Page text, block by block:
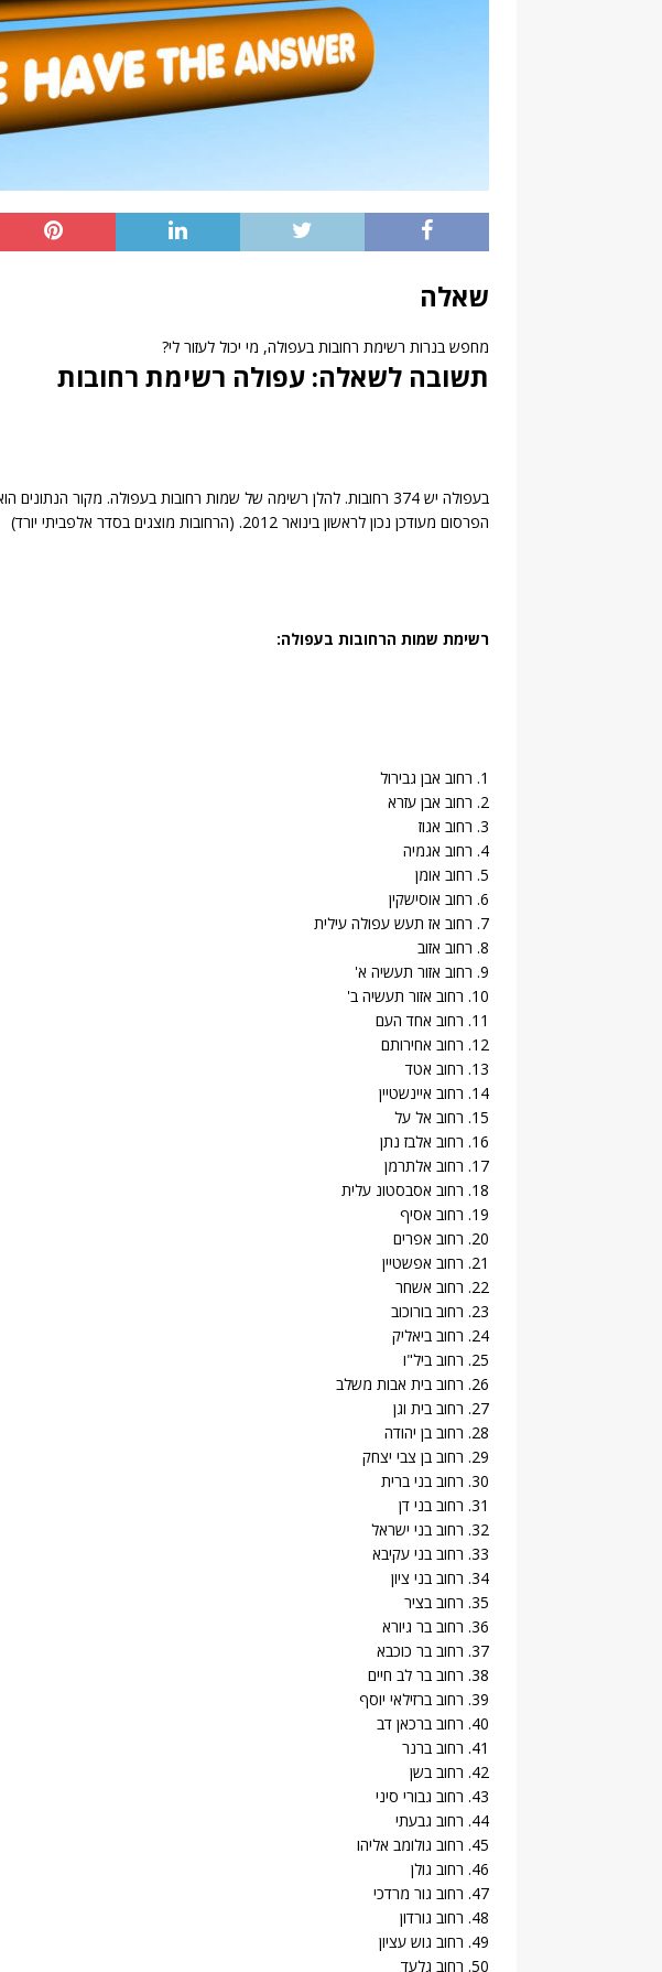
שאלה
מחפש בנרות רשימת רחובות בעפולה, מי יכול לעזור לי?
תשובה לשאלה: עפולה רשימת רחובות
בעפולה יש 374 רחובות. להלן רשימה של שמות רחובות בעפולה. מקור
הפרסום מעודכן נכון לראשון בינואר 2012. (הרחובות מוצגים בסדר אלפביתי יורד)
רשימת שמות הרחובות בעפולה:
1. רחוב אבן גבירול
2. רחוב אבן עזרא
3. רחוב אגוז
4. רחוב אגמיה
5. רחוב אומן
6. רחוב אוסישקין
7. רחוב אז תעש עפולה עילית
8. רחוב אזוב
9. רחוב אזור תעשיה א'
10. רחוב אזור תעשיה ב'
11. רחוב אחד העם
12. רחוב אחירותם
13. רחוב אטד
14. רחוב איינשטיין
15. רחוב אל על
16. רחוב אלבז נתן
17. רחוב אלתרמן
18. רחוב אסבסטונ עלית
19. רחוב אסיף
20. רחוב אפרים
21. רחוב אפשטיין
22. רחוב אשחר
23. רחוב בורוכוב
24. רחוב ביאליק
25. רחוב ביל"ו
26. רחוב בית אבות משלב
27. רחוב בית וגן
28. רחוב בן יהודה
29. רחוב בן צבי יצחק
30. רחוב בני ברית
31. רחוב בני דן
32. רחוב בני ישראל
33. רחוב בני עקיבא
34. רחוב בני ציון
35. רחוב בציר
36. רחוב בר גיורא
37. רחוב בר כוכבא
38. רחוב בר לב חיים
39. רחוב ברזילאי יוסף
40. רחוב ברכאן דב
41. רחוב ברנר
42. רחוב בשן
43. רחוב גבורי סיני
44. רחוב גבעתי
45. רחוב גולומב אליהו
46. רחוב גולן
47. רחוב גור מרדכי
48. רחוב גורדון
49. רחוב גוש עציון
50. רחוב גלעד